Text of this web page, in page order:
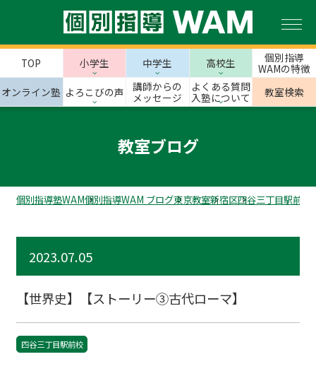
TOP 小学生 中学生 高校生
個別指導
WAMの特徴
オンライン塾 よろこびの声
講師からの
メッセージ
よくある質問
入塾について
教室検索
教室ブログ
個別指導塾WAM個別指導WAM ブログ東京教室新宿区四谷三丁目駅前校
2023.07.05
【世界史】【ストーリー③古代ローマ】
四谷三丁目駅前校